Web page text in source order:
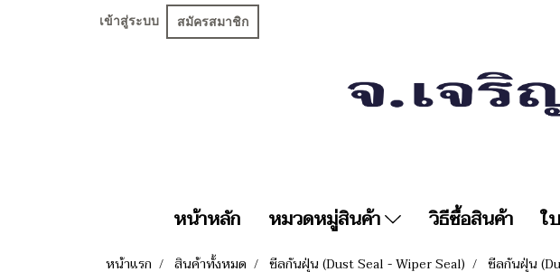
เข้าสู่ระบบ สมัครสมาชิก
หน้าหลัก หมวดหมู่สินค้า วิธีซื้อสินค้า ใ
หน้าแรก สินค้าทั้งหมด ซีลกันฝุ่น (Dust Seal - Wiper Seal) ซีลกันฝุ่น